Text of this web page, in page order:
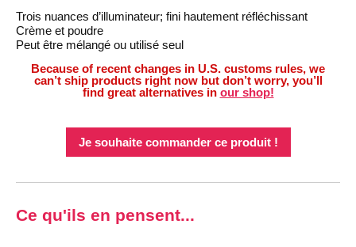
Trois nuances d’illuminateur; fini hautement réfléchissant
Crème et poudre
Peut être mélangé ou utilisé seul
Because of recent changes in U.S. customs rules, we
can’t ship products right now but don’t worry, you’ll
find great alternatives in our shop!
Je souhaite commander ce produit !
Ce qu'ils en pensent...